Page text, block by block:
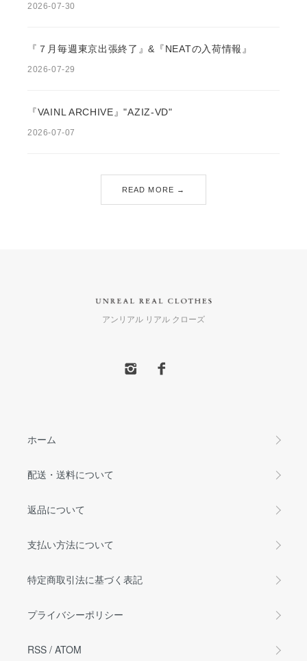
2026-07-30
『７月毎週東京出張終了』&『NEATの入荷情報』
2026-07-29
『VAINL ARCHIVE』"AZIZ-VD"
2026-07-07
READ MORE →
アンリアル リアル クローズ
ホーム
配送・送料について
返品について
支払い方法について
特定商取引法に基づく表記
プライバシーポリシー
RSS / ATOM